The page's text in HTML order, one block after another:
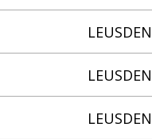
LEUSDEN
LEUSDEN
LEUSDEN